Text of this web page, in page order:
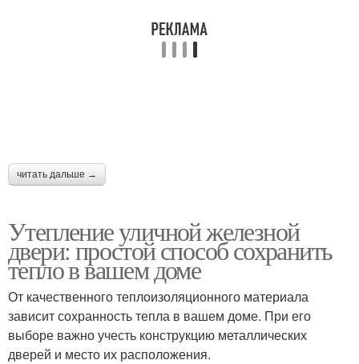
читать дальше →
Утепление уличной железной
двери: простой способ сохранить
тепло в вашем доме
От качественного теплоизоляционного материала
зависит сохранность тепла в вашем доме. При его
выборе важно учесть конструкцию металлических
дверей и место их расположения.